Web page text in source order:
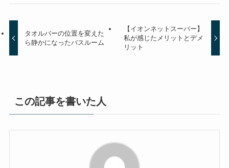
タオルバーの位置を変えた
ら静かになったバスルーム
【イオンネットスーパー】
私が感じたメリットとデメ
リット
この記事を書いた人